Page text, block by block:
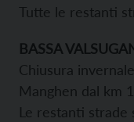
Tutte le restanti
BASSA
Chiusura
Manghen dal km
Le restanti